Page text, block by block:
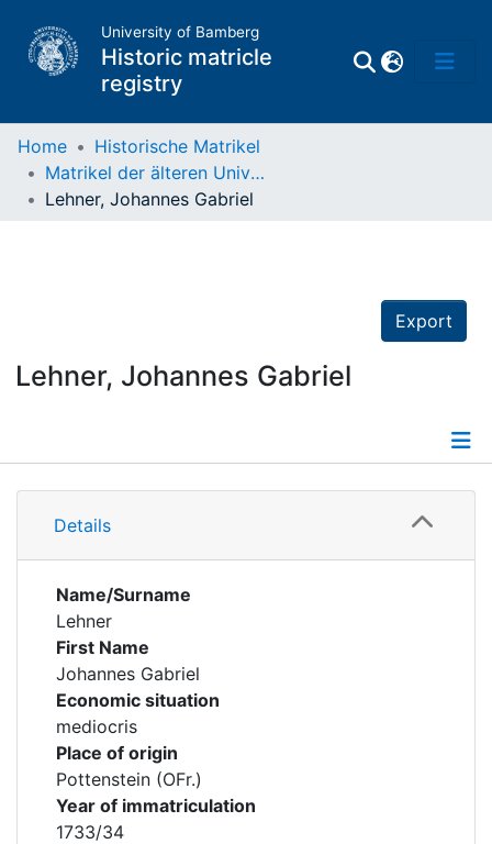
University of Bamberg
Historic matricle
registry
Matrikel
Home
Historische Matrikel
Matrikel der älteren Universität
Lehner, Johannes Gabriel
Export
Lehner, Johannes Gabriel
Details
Details
Name/Surname
Lehner
First Name
Johannes Gabriel
Economic situation
mediocris
Place of origin
Pottenstein (OFr.)
Year of immatriculation
1733/34